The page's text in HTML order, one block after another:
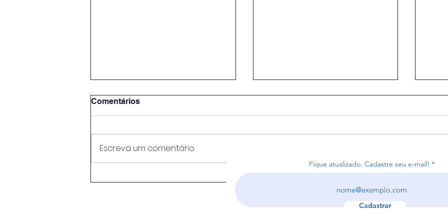
de declarações do IR na
Comentários
Escreva um comentário
Fique atualizado. Cadastre seu e-mail!
Cadastrar